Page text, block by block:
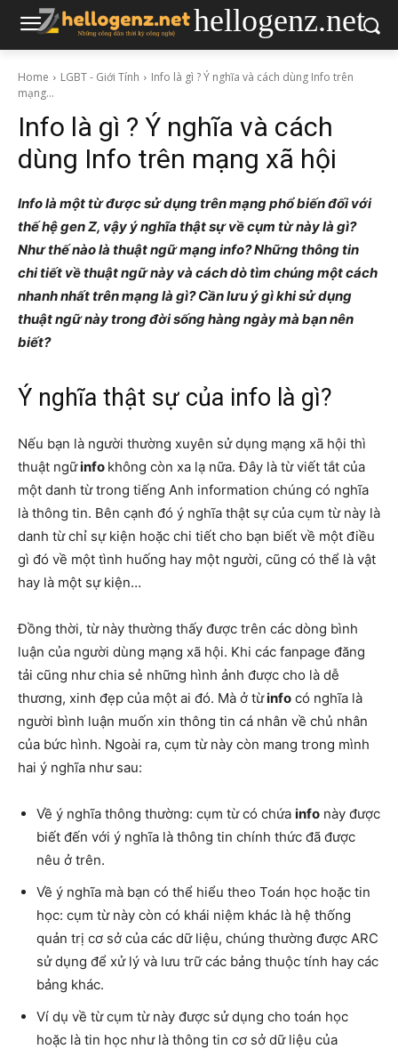
hellogenz.net
Home LGBT - Giới Tính
Info là gì ? Ý nghĩa và cách dùng Info trên
mạng...
Info là gì ? Ý nghĩa và cách
dùng Info trên mạng xã hội
Info là một từ được sử dụng trên mạng phổ biến đối với
thế hệ gen Z, vậy ý nghĩa thật sự về cụm từ này là gì?
Như thế nào là thuật ngữ mạng info? Những thông tin
chi tiết về thuật ngữ này và cách dò tìm chúng một cách
nhanh nhất trên mạng là gì? Cần lưu ý gì khi sử dụng
thuật ngữ này trong đời sống hàng ngày mà bạn nên
biết?
Ý nghĩa thật sự của ​​info là gì?
Nếu bạn là người thường xuyên sử dụng mạng xã hội thì
thuật ngữinfo không còn xa lạ nữa. Đây là từ viết tắt của
một danh từ trong tiếng Anh information chúng có nghĩa
là thông tin. Bên cạnh đó ý nghĩa thật sự của cụm từ này là
danh từ chỉ sự kiện hoặc chi tiết cho bạn biết về một điều
gì đó về một tình huống hay một người, cũng có thể là vật
hay là một sự kiện…
Đồng thời, từ này thường thấy được trên các dòng bình
luận của người dùng mạng xã hội. Khi các fanpage đăng
tải cũng như chia sẻ những hình ảnh được cho là dễ
thương, xinh đẹp của một ai đó. Mà ở từinfo có nghĩa là
người bình luận muốn xin thông tin cá nhân về chủ nhân
của bức hình. Ngoài ra, cụm từ này còn mang trong mình
hai ý nghĩa như sau:
Về ý nghĩa thông thường: cụm từ có chứa info này được
biết đến với ý nghĩa là thông tin chính thức đã được
nêu ở trên.
Về ý nghĩa mà bạn có thể hiểu theo Toán học hoặc tin
học: cụm từ này còn có khái niệm khác là hệ thống
quản trị cơ sở của các dữ liệu, chúng thường được ARC
sử dụng để xử lý và lưu trữ các bảng thuộc tính hay các
bảng khác.
Ví dụ về từcụm từ này được sử dụng cho toán học
hoặc là tin học như là thông tin cơ sở dữ liệu của